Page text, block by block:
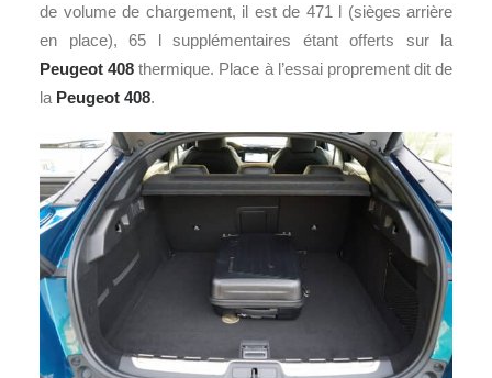
de volume de chargement, il est de 471 l (sièges arrière
en place), 65 l supplémentaires étant offerts sur la
Peugeot 408 thermique. Place à l’essai proprement dit de
la Peugeot 408.